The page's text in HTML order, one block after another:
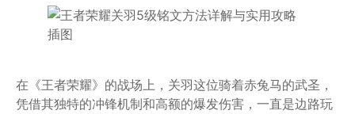
在《王者荣耀》的战场上，关羽这位骑着赤兔马的武圣，
凭借其独特的冲锋机制和高额的爆发伤害，一直是边路玩